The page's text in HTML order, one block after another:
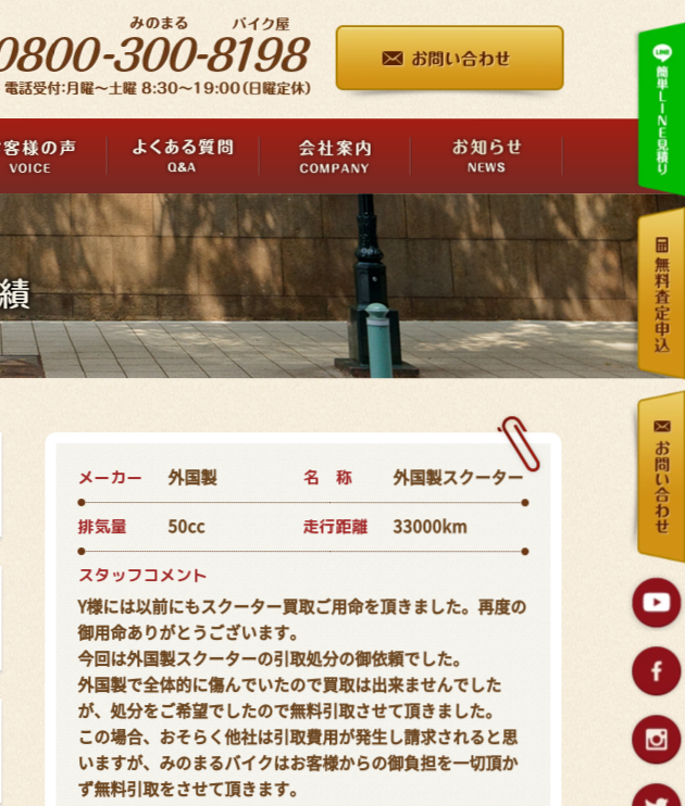
メーカー 外国製 名 称 外国製スクーター
排気量 50cc 走行距離 33000km
スタッフコメント
Y様には以前にもスクーター買取ご用命を頂きました。再度の
御用命ありがとうございます。
今回は外国製スクーターの引取処分の御依頼でした。
外国製で全体的に傷んでいたので買取は出来ませんでした
が、処分をご希望でしたので無料引取させて頂きました。
この場合、おそらく他社は引取費用が発生し請求されると思
いますが、みのまるバイクはお客様からの御負担を一切頂か
ず無料引取をさせて頂きます。